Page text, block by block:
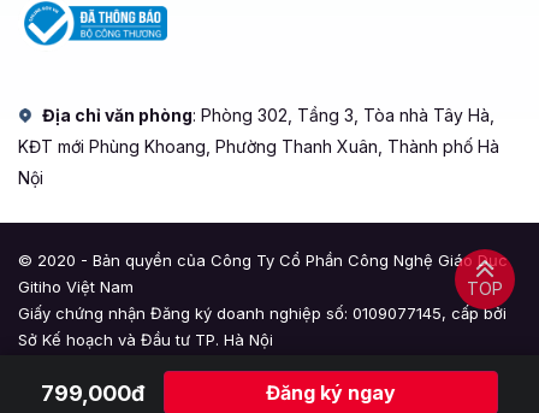
799,000đ Đăng ký ngay
TOP
Địa chỉ văn phòng: Phòng 302, Tầng 3, Tòa nhà Tây Hà,
KĐT mới Phùng Khoang, Phường Thanh Xuân, Thành phố Hà
Nội
© 2020 - Bản quyền của Công Ty Cổ Phần Công Nghệ Giáo Dục
Gitiho Việt Nam
Giấy chứng nhận Đăng ký doanh nghiệp số: 0109077145, cấp bởi
Sở Kế hoạch và Đầu tư TP. Hà Nội
Giấy phép mạng xã hội số: 588, cấp bởi Bộ Thông tin và Truyền
thông